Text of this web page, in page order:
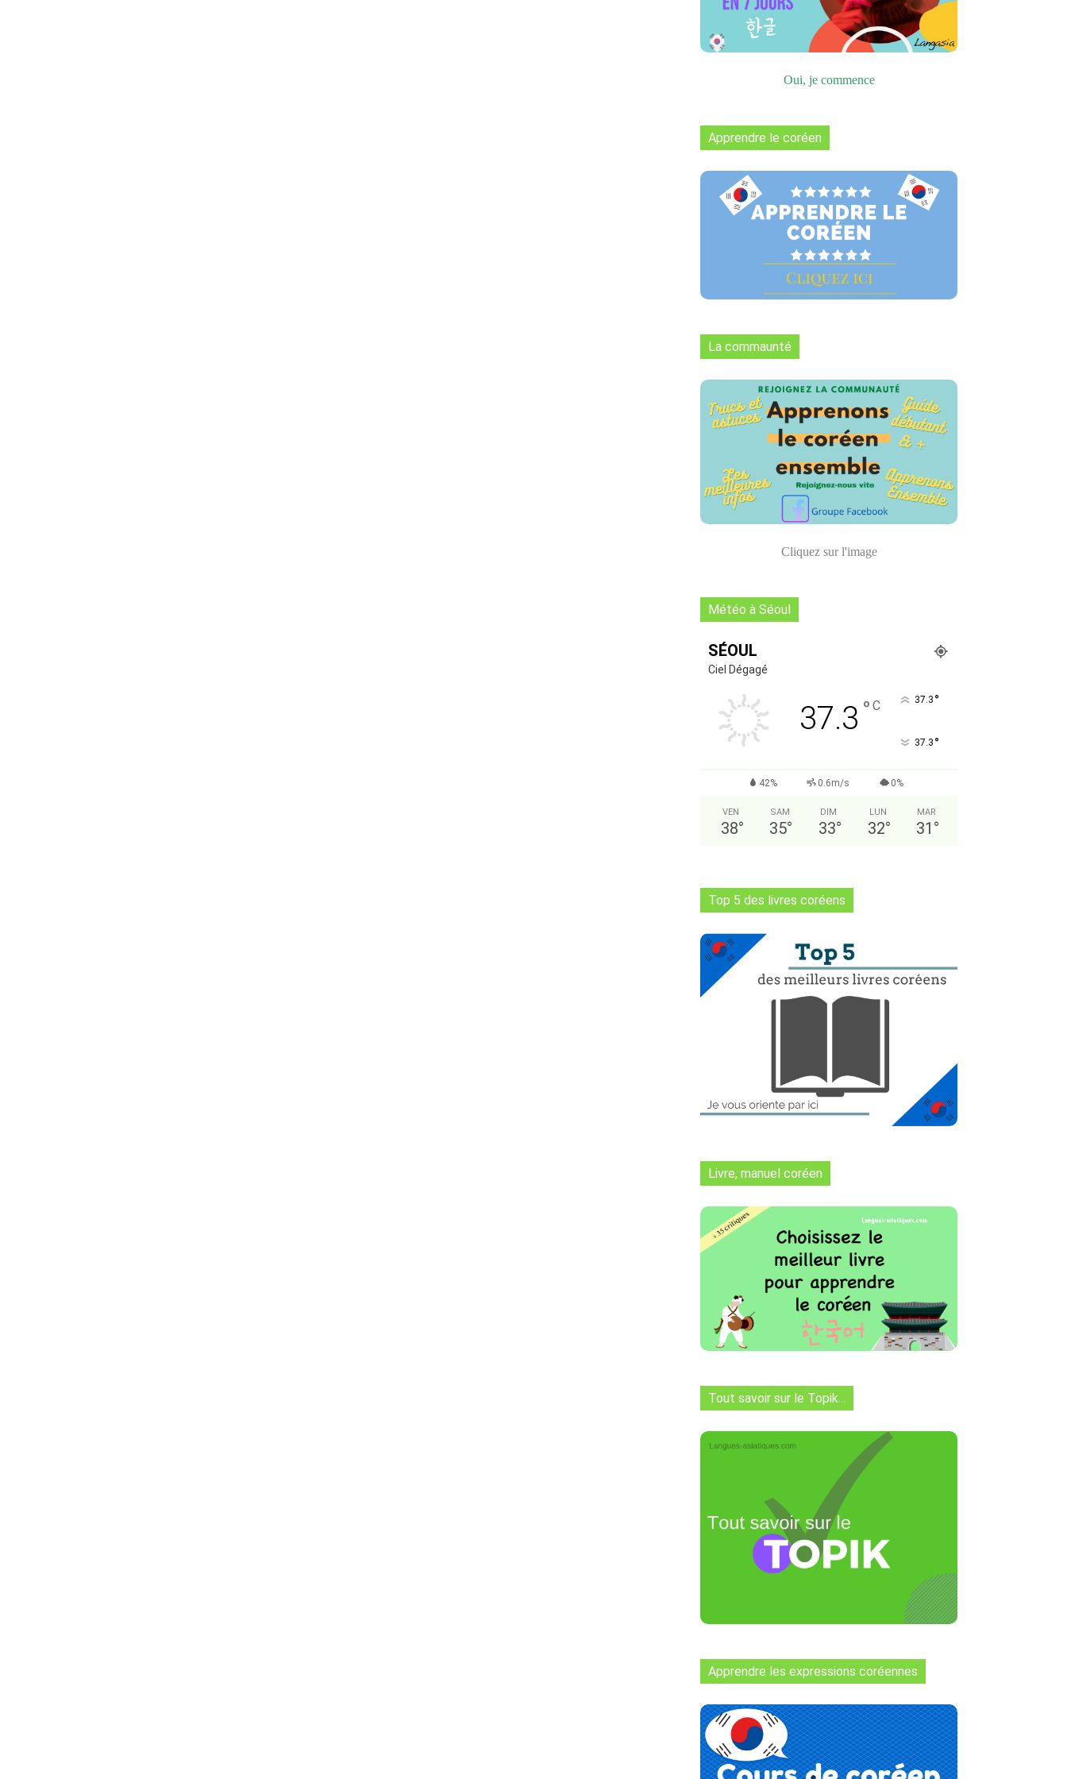
Oui, je commence
Apprendre le coréen
La commaunté
Cliquez sur l'image
Météo à Séoul
SÉOUL
Ciel Dégagé
37.3 ° C 37.3 °
37.3 °
42% 0.6m/s 0%
VEN
38°
SAM
35°
DIM
33°
LUN
32°
MAR
31 °
Top 5 des livres coréens
Livre, manuel coréen
Tout savoir sur le Topik...
Apprendre les expressions coréennes